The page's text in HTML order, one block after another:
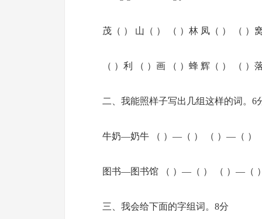
茂（ ） 山（ ） （ ）林 凤（ ） （ ）
（ ）利 （ ）画 （ ）蜂 辉（ ） （ ）
二、我能照样子写出几组这样的词。6
牛奶—奶牛 （ ）—（ ） （ ）—（ ）
图书—图书馆 （ ）—（ ） （ ）—（ ）
三、我会给下面的字组词。8分